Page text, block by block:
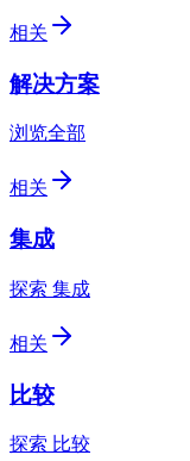
相关
解决方案
浏览全部
相关
集成
探索 集成
相关
比较
探索 比较